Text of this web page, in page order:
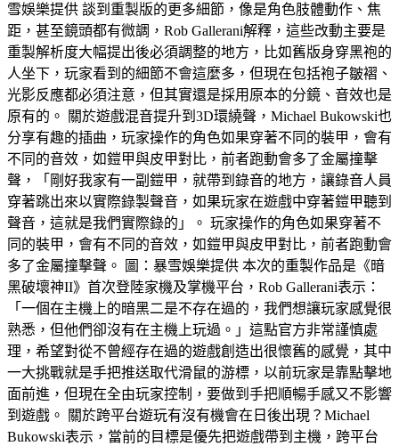
雪娛樂提供 談到重製版的更多細節，像是角色肢體動作、焦
距，甚至鏡頭都有微調，Rob Gallerani解釋，這些改動主要是
重製解析度大幅提出後必須調整的地方，比如舊版身穿黑袍的
人坐下，玩家看到的細節不會這麼多，但現在包括袍子皺褶、
光影反應都必須注意，但其實還是採用原本的分鏡、音效也是
原有的。 關於遊戲混音提升到3D環繞聲，Michael Bukowski也
分享有趣的插曲，玩家操作的角色如果穿著不同的裝甲，會有
不同的音效，如鎧甲與皮甲對比，前者跑動會多了金屬撞擊
聲，「剛好我家有一副鎧甲，就帶到錄音的地方，讓錄音人員
穿著跳出來以實際錄製聲音，如果玩家在遊戲中穿著鎧甲聽到
聲音，這就是我們實際錄的」。 玩家操作的角色如果穿著不
同的裝甲，會有不同的音效，如鎧甲與皮甲對比，前者跑動會
多了金屬撞擊聲。 圖：暴雪娛樂提供 本次的重製作品是《暗
黑破壞神II》首次登陸家機及掌機平台，Rob Gallerani表示：
「一個在主機上的暗黑二是不存在過的，我們想讓玩家感覺很
熟悉，但他們卻沒有在主機上玩過。」這點官方非常謹慎處
理，希望對從不曾經存在過的遊戲創造出很懷舊的感覺，其中
一大挑戰就是手把推送取代滑鼠的游標，以前玩家是靠點擊地
面前進，但現在全由玩家控制，要做到手把順暢手感又不影響
到遊戲。 關於跨平台遊玩有沒有機會在日後出現？Michael
Bukowski表示，當前的目標是優先把遊戲帶到主機，跨平台